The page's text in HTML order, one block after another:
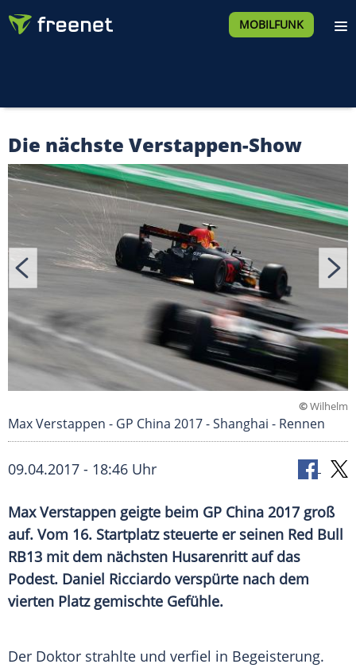
MOBILFUNK
Die nächste Verstappen-Show
©Wilhelm
Max Verstappen - GP China 2017 - Shanghai - Rennen
09.04.2017 - 18:46 Uhr
Max Verstappen geigte beim GP China 2017 groß
auf. Vom 16. Startplatzsteuerte er seinen Red Bull
RB13 mit dem nächsten Husarenrittauf das
Podest. Daniel Ricciardo verspürte nach dem
vierten Platz gemischte Gefühle.
Der Doktor strahlte und verfiel in Begeisterung.